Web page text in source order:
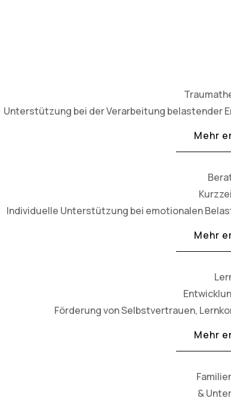
Unterstützung bei der Verarbeitung belastender
Mehr
Individuelle Unterstützung bei emotionalen
Mehr
Förderung von Selbstvertrauen,
Mehr
&